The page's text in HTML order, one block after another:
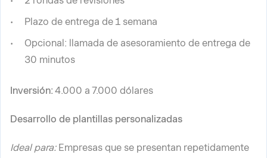
Plazo de entrega de 1 semana
Opcional: llamada de asesoramiento de entrega de
30 minutos
Inversión:4.000 a 7.000 dólares
Desarrollo de plantillas personalizadas
Ideal para:Empresas que se presentan repetidamente